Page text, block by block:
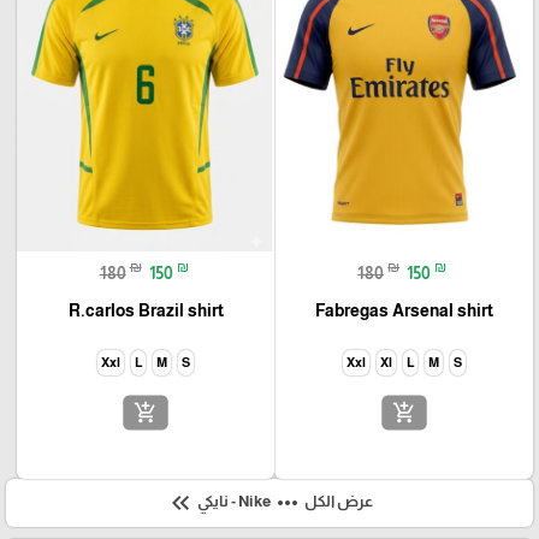
180 ₪ 150 ₪
Fabregas Arsenal shirt
S
M
L
Xl
Xxl
add_shopping_cart
180 ₪ 150 ₪
R.carlos Brazil shirt
S
M
L
Xxl
add_shopping_cart
عرض الكل more_horiz
keyboard_double_arrow_left